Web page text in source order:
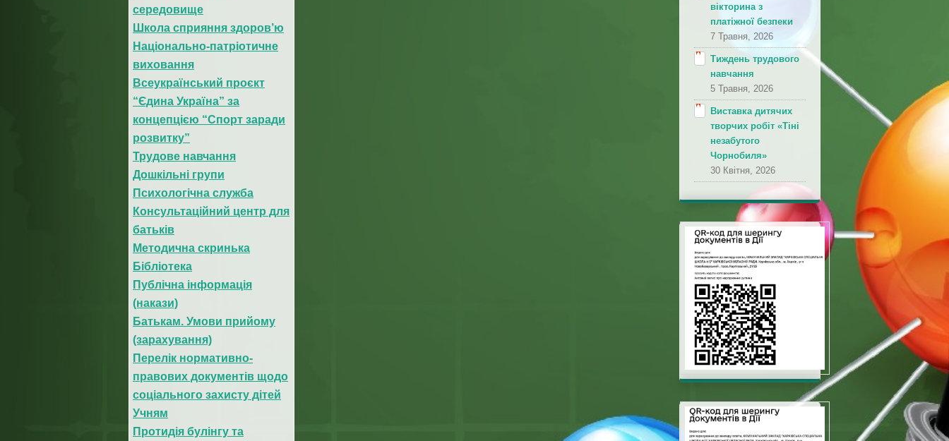
середовище
Школа сприяння здоров’ю
Національно-патріотичне
виховання
Всеукраїнський проєкт
“Єдина Україна” за
концепцією “Спорт заради
розвитку”
Трудове навчання
Дошкільні групи
Психологічна служба
Консультаційний центр для
батьків
Методична скринька
Бібліотека
Публічна інформація
(накази)
Батькам. Умови прийому
(зарахування)
Перелік нормативно-
правових документів щодо
соціального захисту дітей
Учням
Протидія булінгу та
вікторина з
платіжної безпеки
7 Травня, 2026
Тиждень трудового
навчання
5 Травня, 2026
Виставка дитячих
творчих робіт «Тіні
незабутого
Чорнобиля»
30 Квітня, 2026